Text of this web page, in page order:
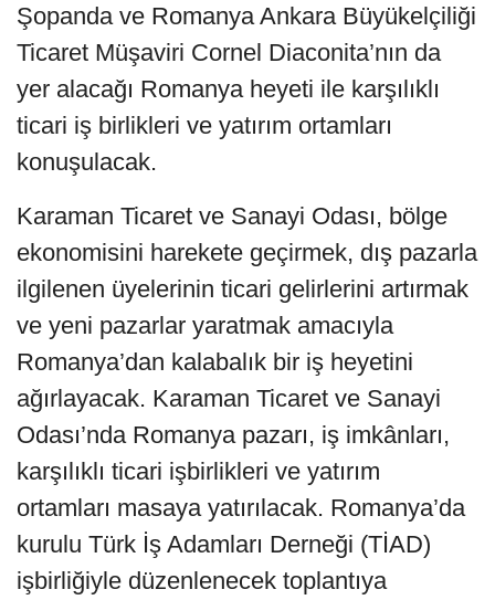
Şopanda ve Romanya Ankara Büyükelçiliği
Ticaret Müşaviri Cornel Diaconita’nın da
yer alacağı Romanya heyeti ile karşılıklı
ticari iş birlikleri ve yatırım ortamları
konuşulacak.
Karaman Ticaret ve Sanayi Odası, bölge
ekonomisini harekete geçirmek, dış pazarla
ilgilenen üyelerinin ticari gelirlerini artırmak
ve yeni pazarlar yaratmak amacıyla
Romanya’dan kalabalık bir iş heyetini
ağırlayacak. Karaman Ticaret ve Sanayi
Odası’nda Romanya pazarı, iş imkânları,
karşılıklı ticari işbirlikleri ve yatırım
ortamları masaya yatırılacak. Romanya’da
kurulu Türk İş Adamları Derneği (TİAD)
işbirliğiyle düzenlenecek toplantıya